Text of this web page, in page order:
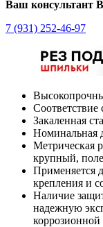
Ваш консультант
7 (931) 252-46-97
Соответствие
Закаленная
Номинальная
Метрическая
крупный,
Применяется
крепления и
Наличие
надежную
коррозионной